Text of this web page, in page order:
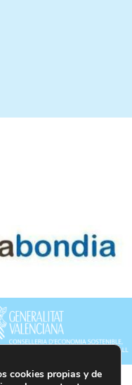
cookies propias y de